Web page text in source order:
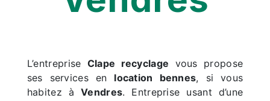
L’entreprise Clape recyclage vous propose
ses services en location bennes, si vous
habitez à Vendres. Entreprise usant d’une